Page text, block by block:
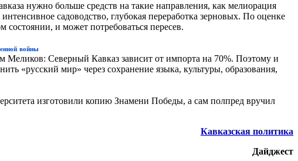
нужно больше средств на такие направления, как мелиорация
садоводство, глубокая переработка зерновых. По оценке
состоянии, и может потребоваться пересев.
войны
Северный Кавказ зависит от импорта на 70%. Поэтому и
«русский мир» через сохранение языка, культуры, образования,
изготовили копию Знамени Победы, а сам полпред вручил
Кавказская политика
Дайджест